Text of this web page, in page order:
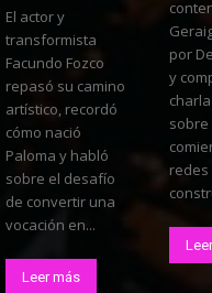
El actor y
transformista
Facundo Fozco
repasó su camino
artístico, recordó
cómo nació
Paloma y habló
sobre el desafío
de convertir una
vocación en...
Leer más
por
y
sobre
redes